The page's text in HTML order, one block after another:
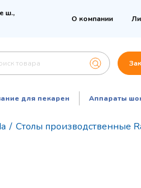
ш.,
О компании
для пекарен Аппараты
/ Столы производственные